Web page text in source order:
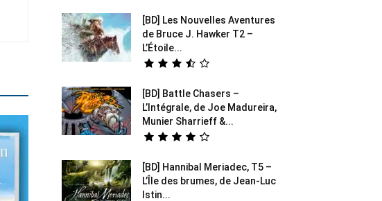
[BD] Les Nouvelles Aventures
de Bruce J. Hawker T2 –
L’Étoile...
[BD] Battle Chasers –
L’Intégrale, de Joe Madureira,
Munier Sharrieff &...
[BD] Hannibal Meriadec, T5 –
L’Île des brumes, de Jean-Luc
Istin...